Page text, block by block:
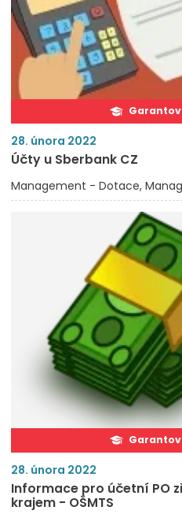
28. února 2022
Účty u Sberbank CZ
Management - Dotace
28. února 2022
Informace pro účetní PO
krajem - OŠMTS